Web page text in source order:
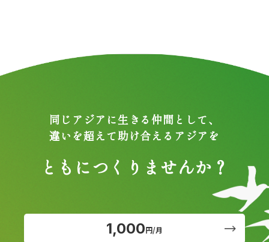
同じアジアに生きる仲間として、
違いを超えて助け合えるアジアを
ともにつくりませんか？
1,000円/月